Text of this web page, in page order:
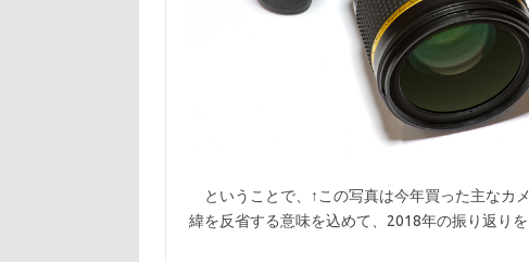
ということで、↑この写真は今年買った主なカ
緯を反省する意味を込めて、2018年の振り返りを